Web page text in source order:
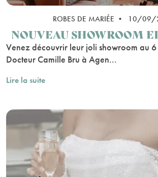
ROBES DE MARIÉE • 10/
NOUVEAU SHOWROOM
Venez découvrir leur joli showroom au 6
Docteur Camille Bru à Agen...
Lire la suite